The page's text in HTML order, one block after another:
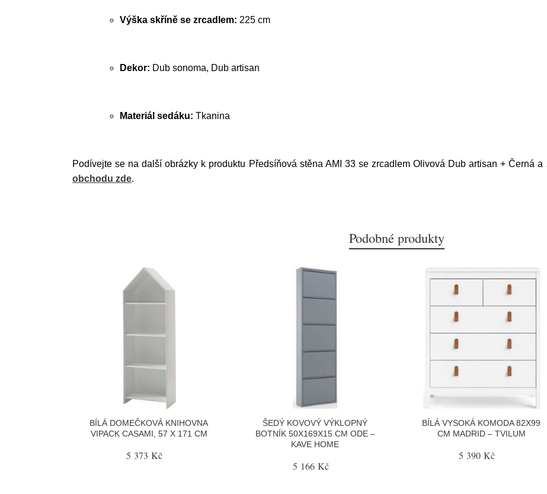
Výška skříně se zrcadlem: 225 cm
Dekor: Dub sonoma, Dub artisan
Materiál sedáku: Tkanina
Podívejte se na další obrázky k produktu Předsíňová stěna AMI 33 se zrcadlem Olivová Dub artisan + Černá
obchodu zde.
Podobné produkty
BÍLÁ DOMEČKOVÁ KNIHOVNA
VIPACK CASAMI, 57 X 171 CM
5 373 Kč
ŠEDÝ KOVOVÝ VÝKLOPNÝ
BOTNÍK 50X169X15 CM ODE –
KAVE HOME
5 166 Kč
BÍLÁ VYSOKÁ KOMODA 82X99
CM MADRID – TVILUM
5 390 Kč